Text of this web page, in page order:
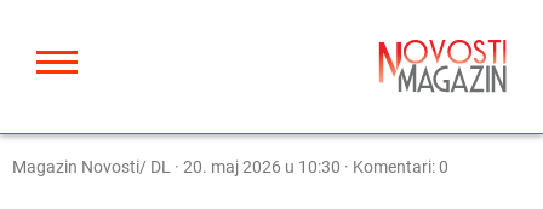
Magazin Novosti/ DL · 20. maj 2026 u 10:30 · Komentari: 0